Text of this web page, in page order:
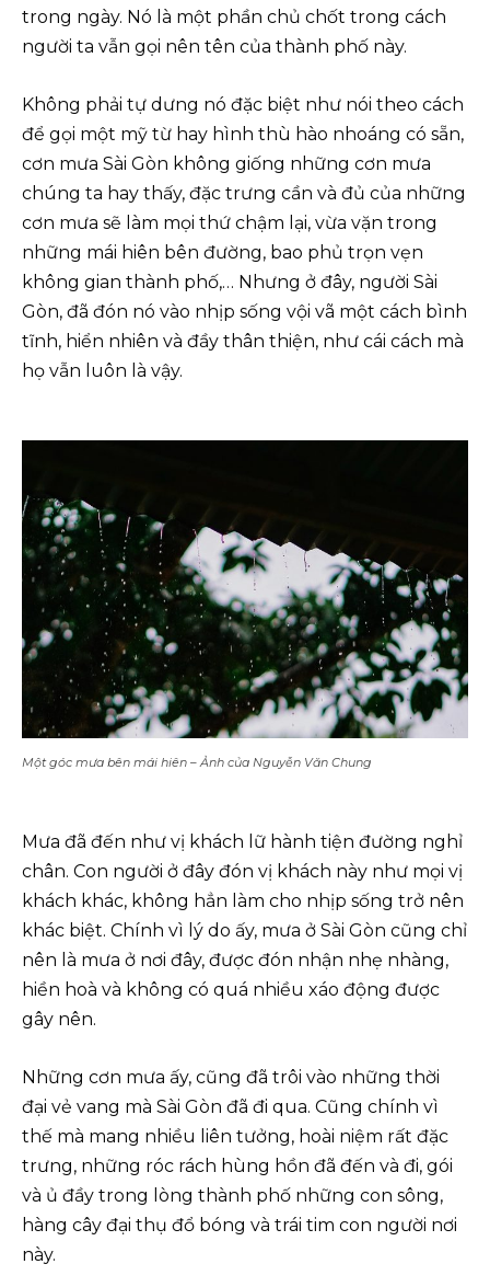
trong ngày. Nó là một phần chủ chốt trong cách
người ta vẫn gọi nên tên của thành phố này.
Không phải tự dưng nó đặc biệt như nói theo cách
để gọi một mỹ từ hay hình thù hào nhoáng có sẵn,
cơn mưa Sài Gòn không giống những cơn mưa
chúng ta hay thấy, đặc trưng cần và đủ của những
cơn mưa sẽ làm mọi thứ chậm lại, vừa vặn trong
những mái hiên bên đường, bao phủ trọn vẹn
không gian thành phố,… Nhưng ở đây, người Sài
Gòn, đã đón nó vào nhịp sống vội vã một cách bình
tĩnh, hiển nhiên và đầy thân thiện, như cái cách mà
họ vẫn luôn là vậy.
Một góc mưa bên mái hiên – Ảnh của Nguyễn Văn Chung
Mưa đã đến như vị khách lữ hành tiện đường nghỉ
chân. Con người ở đây đón vị khách này như mọi vị
khách khác, không hẳn làm cho nhịp sống trở nên
khác biệt. Chính vì lý do ấy, mưa ở Sài Gòn cũng chỉ
nên là mưa ở nơi đây, được đón nhận nhẹ nhàng,
hiền hoà và không có quá nhiều xáo động được
gây nên.
Những cơn mưa ấy, cũng đã trôi vào những thời
đại vẻ vang mà Sài Gòn đã đi qua. Cũng chính vì
thế mà mang nhiều liên tưởng, hoài niệm rất đặc
trưng, những róc rách hùng hồn đã đến và đi, gói
và ủ đầy trong lòng thành phố những con sông,
hàng cây đại thụ đổ bóng và trái tim con người nơi
này.